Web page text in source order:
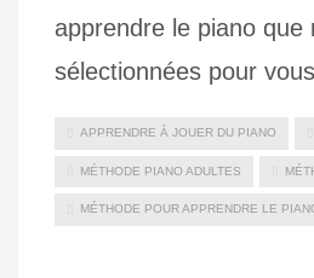
apprendre le piano que
sélectionnées pour
APPRENDRE À JOUER DU PIANO
MÉTHODE PIANO ADULTES
MÉTHODE POUR APPRENDRE LE